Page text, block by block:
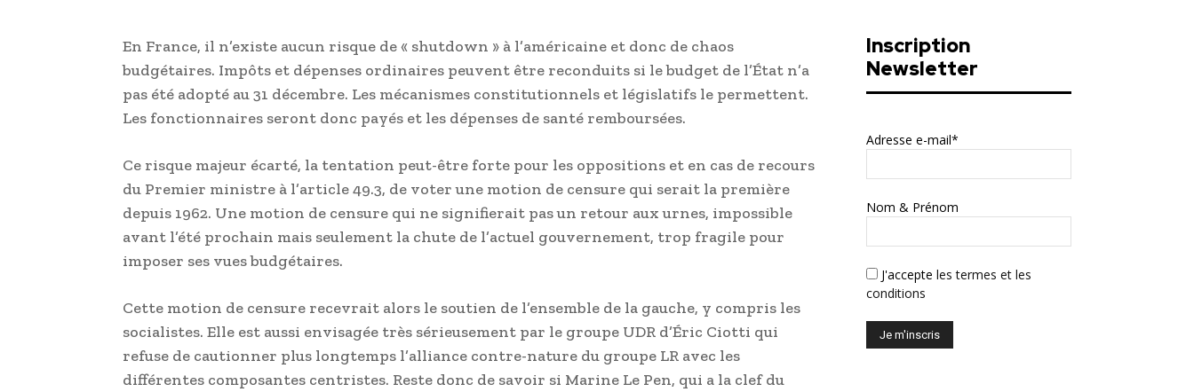
En France, il n’existe aucun risque de « shutdown » à l’américaine et donc de chaos
budgétaires. Impôts et dépenses ordinaires peuvent être reconduits si le budget de l’État n’a
pas été adopté au 31 décembre. Les mécanismes constitutionnels et législatifs le permettent.
Les fonctionnaires seront donc payés et les dépenses de santé remboursées.
Ce risque majeur écarté, la tentation peut-être forte pour les oppositions et en cas de recours
du Premier ministre à l’article 49.3, de voter une motion de censure qui serait la première
depuis 1962. Une motion de censure qui ne signifierait pas un retour aux urnes, impossible
avant l’été prochain mais seulement la chute de l’actuel gouvernement, trop fragile pour
imposer ses vues budgétaires.
Cette motion de censure recevrait alors le soutien de l’ensemble de la gauche, y compris les
socialistes. Elle est aussi envisagée très sérieusement par le groupe UDR d’Éric Ciotti qui
refuse de cautionner plus longtemps l’alliance contre-nature du groupe LR avec les
différentes composantes centristes. Reste donc de savoir si Marine Le Pen, qui a la clef du
Inscription
Newsletter
Adresse e-mail*
Nom & Prénom
J'accepte les termes et les
conditions